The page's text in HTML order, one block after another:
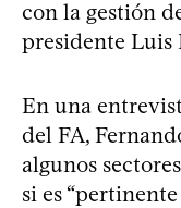
con la gestión
presidente Luis
En una
del FA,
algunos
si es